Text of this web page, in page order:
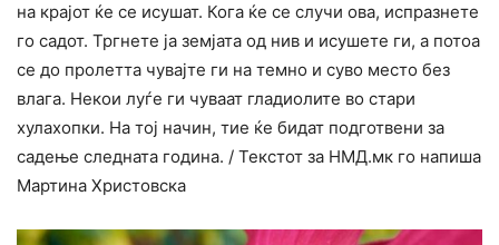
на крајот ќе се исушат. Кога ќе се случи ова, испразнете
го садот. Тргнете ја земјата од нив и исушете ги, а потоа
се до пролетта чувајте ги на темно и суво место без
влага. Некои луѓе ги чуваат гладиолите во стари
хулахопки. На тој начин, тие ќе бидат подготвени за
садење следната година. / Текстот за НМД.мк го напиша
Мартина Христовска